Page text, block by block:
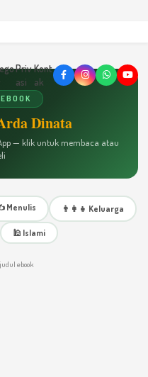
Priv
asi
Kont
ak
Dinata
— klik untuk membaca atau
Menulis 👨‍👩‍👧 Keluarga
🕌 Islami
judul ebook